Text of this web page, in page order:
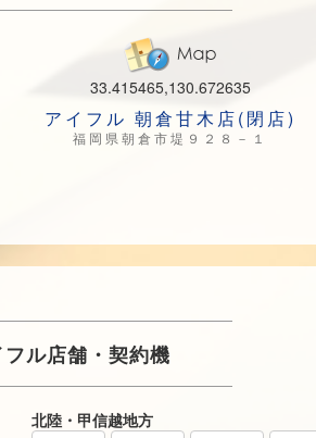
33.415465,130.672635
アイフル 朝倉甘木店(閉店)
福岡県朝倉市堤９２８－１
フル店舗・契約機
北陸・甲信越地方